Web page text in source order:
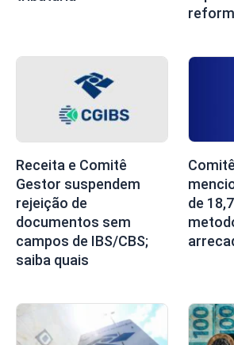
Receita e Comitê
Gestor suspendem
rejeição de
documentos sem
campos de IBS/CBS;
saiba quais
de